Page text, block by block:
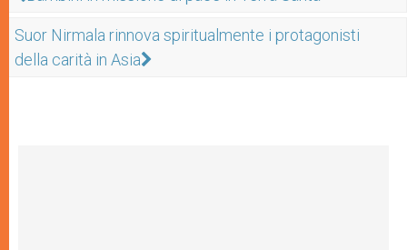
Suor Nirmala rinnova spiritualmente i protagonisti
della carità in Asia